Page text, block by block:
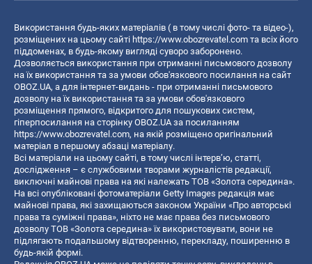
Використання будь-яких матеріалів ( в тому числі фото- та відео-),
розміщених на цьому сайті https://www.obozrevatel.com та всіх його
піддоменах, в будь-якому вигляді суворо заборонено.
Дозволяється використання при отриманні письмового дозволу
на їх використання та за умови обов'язкового посилання на сайт
OBOZ.UA, а для інтернет-видань - при отриманні письмового
дозволу на їх використання та за умови обов'язкового
розміщення прямого, відкритого для пошукових систем,
гіперпосилання на сторінку OBOZ.UA за посиланням
https://www.obozrevatel.com, на якій розміщено оригінальний
матеріал в першому абзаці матеріалу.
Всі матеріали на цьому сайті, в тому числі інтерв’ю, статті,
дослідження – є службовими творами журналістів редакції,
виключні майнові права на які належать ТОВ «Золота середина».
На всі опубліковані фотоматеріали Getty Images редакція має
майнові права, які захищаються законом України «Про авторські
права та суміжні права», ніхто не має права без письмового
дозволу ТОВ «Золота середина» їх використовувати, вони не
підлягають подальшому відтворенню, перекладу, поширенню в
будь-якій формі.